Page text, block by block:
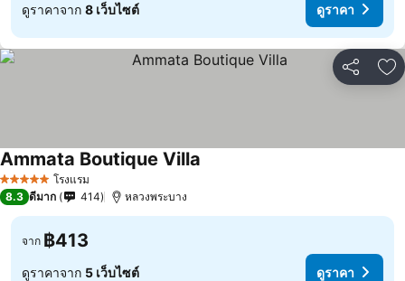
ดูราคาจาก 8 เว็บไซต์ ดูราคา
แชร์ เ
5 ดาว โรงแรม
Ammata Boutique Villa
8.3 ดีมาก 414 หลวงพระบาง
จาก ฿413
ดูราคาจาก 5 เว็บไซต์ ดูราคา